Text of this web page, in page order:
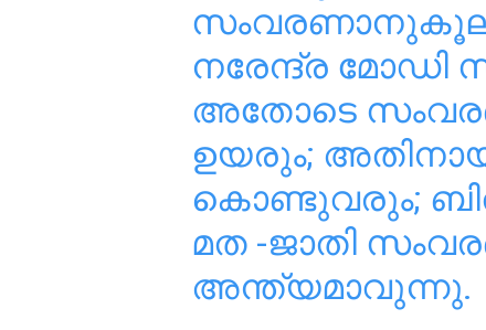
നരേന്ദ്ര മോഡി
അതോടെ
ഉയരും;
കൊണ്ടുവരും;
മത -ജാതി
അന്ത്യമാവുന്നു.